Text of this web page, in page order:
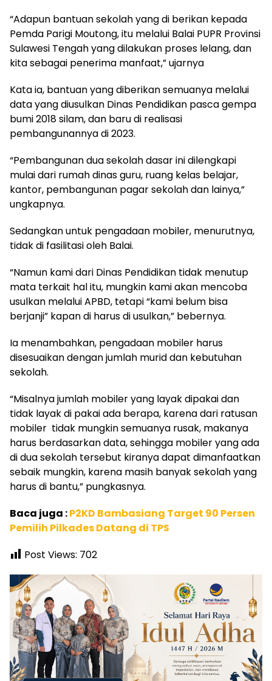
“Adapun bantuan sekolah yang di berikan kepada
Pemda Parigi Moutong, itu melalui Balai PUPR Provinsi
Sulawesi Tengah yang dilakukan proses lelang, dan
kita sebagai penerima manfaat,” ujarnya
Kata ia, bantuan yang diberikan semuanya melalui
data yang diusulkan Dinas Pendidikan pasca gempa
bumi 2018 silam, dan baru di realisasi
pembangunannya di 2023.
“Pembangunan dua sekolah dasar ini dilengkapi
mulai dari rumah dinas guru, ruang kelas belajar,
kantor, pembangunan pagar sekolah dan lainya,”
ungkapnya.
Sedangkan untuk pengadaan mobiler, menurutnya,
tidak di fasilitasi oleh Balai.
“Namun kami dari Dinas Pendidikan tidak menutup
mata terkait hal itu, mungkin kami akan mencoba
usulkan melalui APBD, tetapi “kami belum bisa
berjanji” kapan di harus di usulkan,” bebernya.
Ia menambahkan, pengadaan mobiler harus
disesuaikan dengan jumlah murid dan kebutuhan
sekolah.
“Misalnya jumlah mobiler yang layak dipakai dan
tidak layak di pakai ada berapa, karena dari ratusan
mobiler tidak mungkin semuanya rusak, makanya
harus berdasarkan data, sehingga mobiler yang ada
di dua sekolah tersebut kiranya dapat dimanfaatkan
sebaik mungkin, karena masih banyak sekolah yang
harus di bantu,” pungkasnya.
Baca juga :P2KD Bambasiang Target 90 Persen
Pemilih Pilkades Datang di TPS
Post Views: 702